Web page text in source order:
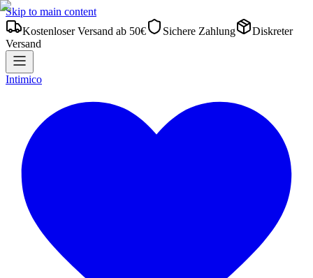
Skip to main content
Kostenloser Versand ab 50€
Sichere Zahlung
Diskreter
Versand
Intimico